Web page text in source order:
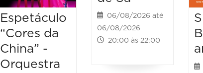
Espetáculo
“Cores da
China” -
Orquestra
06/08/2026 até
06/08/2026
20:00 às 22:00